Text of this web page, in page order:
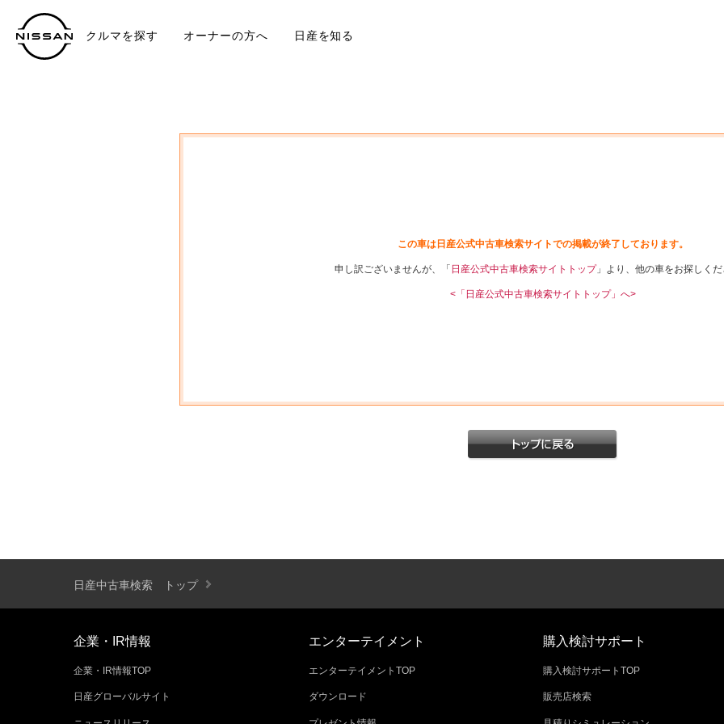
クルマを探す オーナーの方へ 日産を知る
この車は日産公式中古車検索サイトでの掲載が終了しております。
申し訳ございませんが、「 日産公式中古車検索サイトトップ」より、他の車をお探しくだ
<「日産公式中古車検索サイトトップ」へ>
日産中古車検索 トップ
企業・IR情報
企業・IR情報TOP
日産グローバルサイト
エンターテイメント
エンターテイメントTOP
ダウンロード
購入検討サポート
購入検討サポートTOP
販売店検索